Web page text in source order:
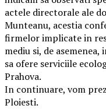
actele directorale ale
Munteanu, acestia
firmelor implicate in
mediu si, de
sa ofere serviciile
Prahova.
In continuare, vom
Ploiesti.